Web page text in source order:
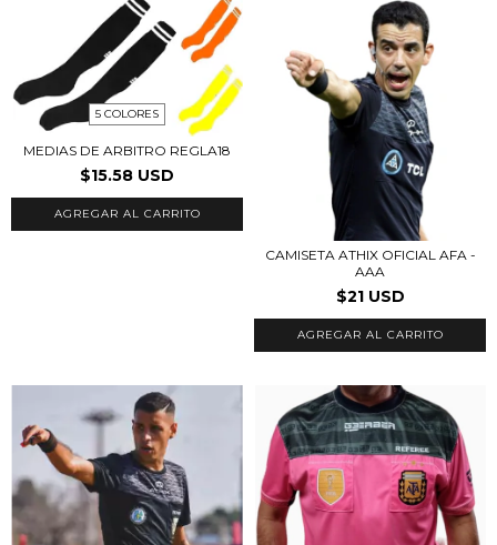
5 COLORES
MEDIAS DE ARBITRO REGLA18
$15.58 USD
AGREGAR AL CARRITO
CAMISETA ATHIX OFICIAL AFA -
AAA
$21 USD
AGREGAR AL CARRITO